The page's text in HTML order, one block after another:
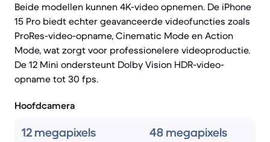
Beide modellen kunnen 4K-video opnemen. De iPhone
15 Pro biedt echter geavanceerde videofuncties zoals
ProRes-video-opname, Cinematic Mode en Action
Mode, wat zorgt voor professionelere videoproductie.
De 12 Mini ondersteunt Dolby Vision HDR-video-
opname tot 30 fps.
Hoofdcamera
12 megapixels 48 megapixels